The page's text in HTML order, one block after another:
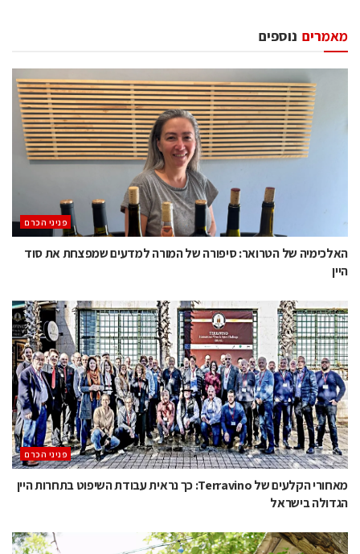
נוספים מאמרים
פניני הכרם
האלכימיה של הטרואר: סיפורה של המורה למדעים שמפצחת את סוד
היין
פניני הכרם
מאחורי הקלעים של Terravino: כך נראית עבודת השיפוט בתחרות היין
הגדולה בישראל